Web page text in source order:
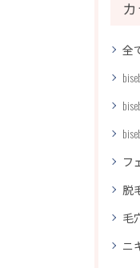
全
フ
脱
毛
ニ